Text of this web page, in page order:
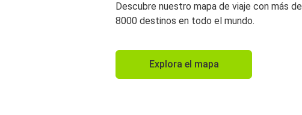
Descubre nuestro mapa de viaje con más de
8000 destinos en todo el mundo.
Explora el mapa